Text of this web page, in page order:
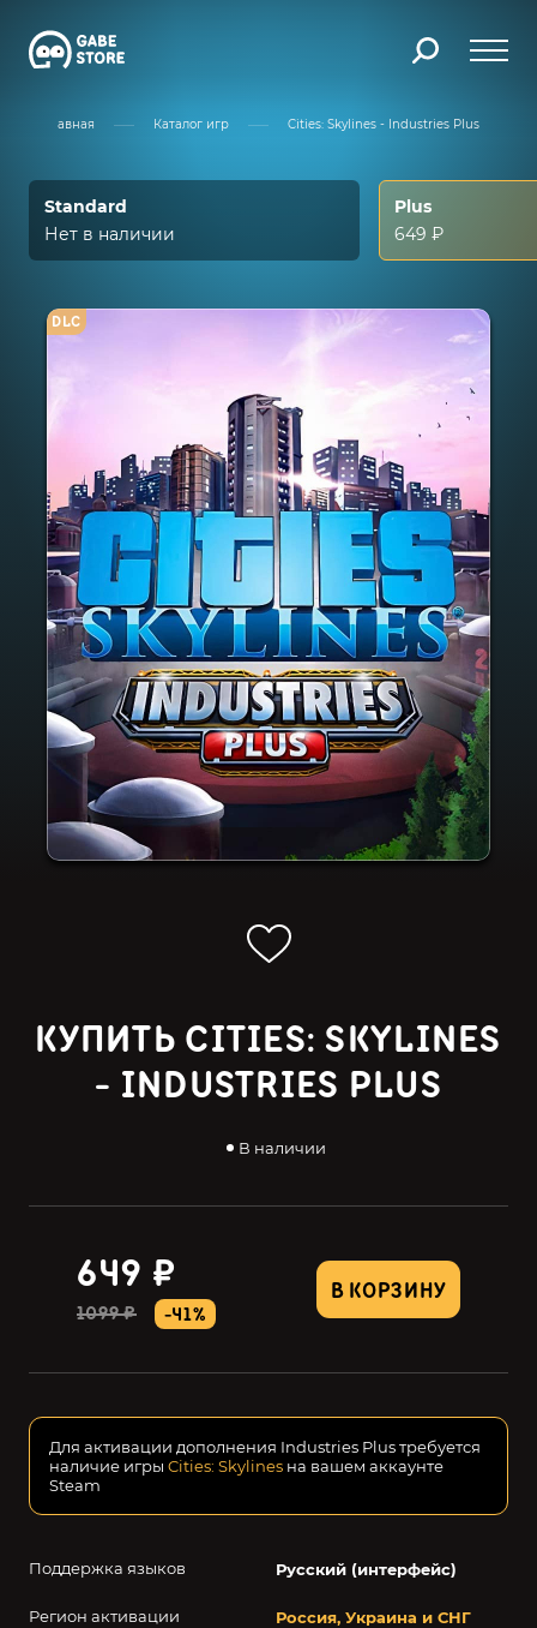
Главная Каталог игр Cities: Skylines - Industries Plus
Standard
Нет в наличии
Plus
649 ₽
DLC
КУПИТЬ CITIES: SKYLINES
- INDUSTRIES PLUS
В наличии
В КОРЗИНУ
649 ₽
1099 ₽ -41%
Поддержка языков Русский (интерфейс)
Регион активации Россия, Украина и СНГ
Для активации дополнения Industries Plus требуется
наличие игры Cities: Skylines на вашем аккаунте
Steam